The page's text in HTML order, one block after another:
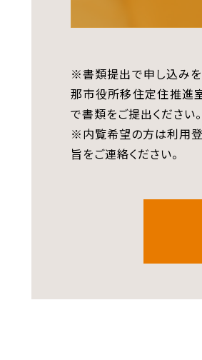
※書類提出で申し込みを
那市役所移住定住推進
で書類をご提出ください。
※内覧希望の方は利用登
旨をご連絡ください。